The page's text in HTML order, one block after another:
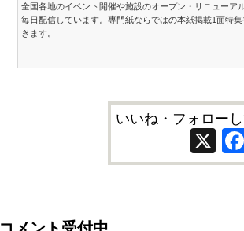
全国各地のイベント開催や施設のオープン・リニューア
毎日配信しています。専門紙ならではの本紙掲載1面特
きます。
いいね・フォロー
X